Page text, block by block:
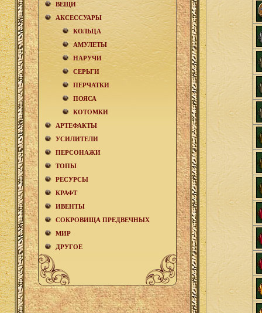
ВЕЩИ
АКCЕСCУАРЫ
КОЛЬЦА
АМУЛЕТЫ
НАРУЧИ
СЕРЬГИ
ПЕРЧАТКИ
ПОЯСА
КОТОМКИ
АРТЕФАКТЫ
УСИЛИТЕЛИ
ПЕРСОНАЖИ
ТОПЫ
РЕСУРСЫ
КРАФТ
ИВЕНТЫ
СОКРОВИЩА ПРЕДВЕЧНЫХ
МИР
ДРУГОЕ